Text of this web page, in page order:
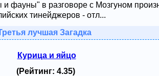
и фауны" в разговоре с Мозгуном
тинейджеров - отл...
лучшая Загадка
Курица и яйцо
(Рейтинг: 4.35)